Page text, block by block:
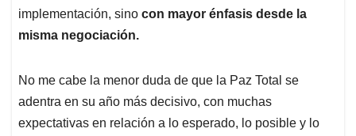
implementación, sino con mayor énfasis desde la
misma negociación.
No me cabe la menor duda de que la Paz Total se
adentra en su año más decisivo, con muchas
expectativas en relación a lo esperado, lo posible y lo